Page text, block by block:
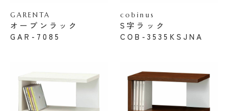
GARENTA
オープンラック
GAR-7085
cobinus
S字ラック
COB-3535KSJNA